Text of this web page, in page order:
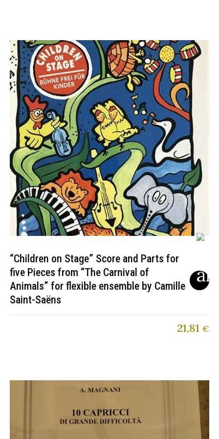
“Children on Stage” Score and Parts for
five Pieces from “The Carnival of
Animals” for flexible ensemble by Camille
Saint-Saëns
21,81 €